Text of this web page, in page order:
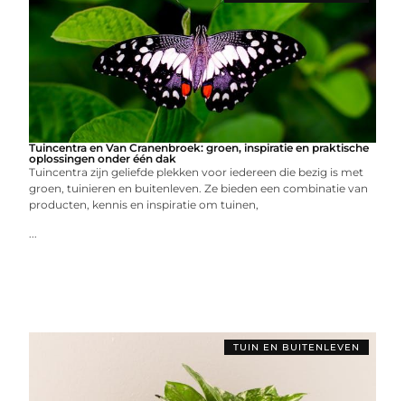
Tuincentra en Van Cranenbroek: groen, inspiratie en praktische
oplossingen onder één dak
Tuincentra zijn geliefde plekken voor iedereen die bezig is met
groen, tuinieren en buitenleven. Ze bieden een combinatie van
producten, kennis en inspiratie om tuinen,
...
TUIN EN BUITENLEVEN